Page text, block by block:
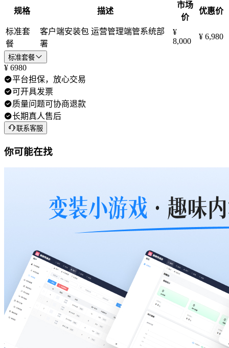
规格 描述
市场
价
优惠价
标准套
餐
客户端安装包 运营管理端管系统部
署
¥
8,000
¥ 6,980
标准套餐
¥ 6980
平台担保，放心交易
可开具发票
质量问题可协商退款
长期真人售后
联系客服
你可能在找